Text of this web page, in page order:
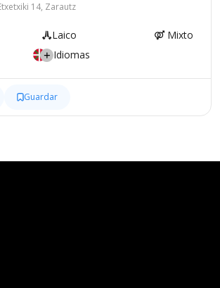
14, Zarautz
Laico
Mixto
Idiomas
Guardar